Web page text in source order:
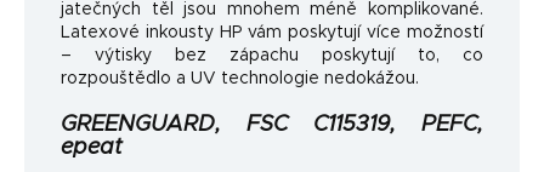
jatečných těl jsou mnohem méně komplikované.
Latexové inkousty HP vám poskytují více možností
– výtisky bez zápachu poskytují to, co
rozpouštědlo a UV technologie nedokážou.
GREENGUARD, FSC C115319, PEFC,
epeat